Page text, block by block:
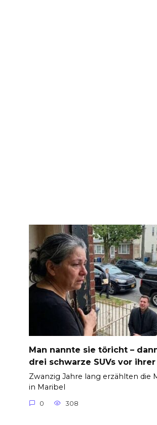
Man nannte sie töricht –
drei schwarze SUVs vor
Zwanzig Jahre lang erzählten die
in Maribel
0 308